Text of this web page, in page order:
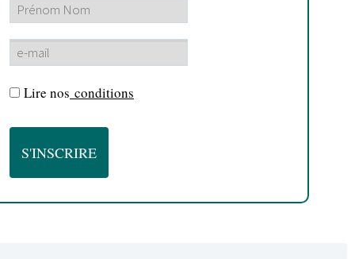
Lire nos conditions